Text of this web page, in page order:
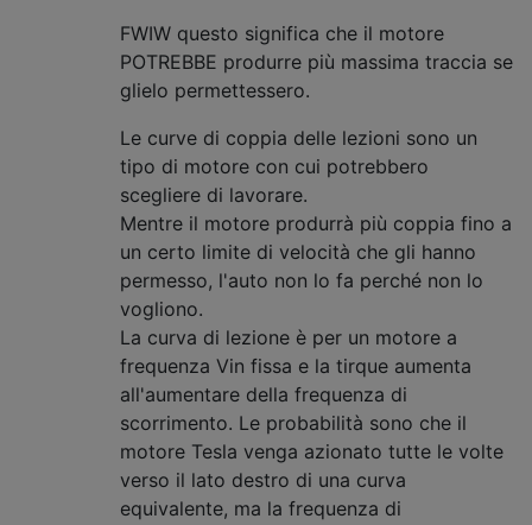
FWIW questo significa che il motore
POTREBBE produrre più massima traccia se
glielo permettessero.
Le curve di coppia delle lezioni sono un
tipo di motore con cui potrebbero
scegliere di lavorare.
Mentre il motore produrrà più coppia fino a
un certo limite di velocità che gli hanno
permesso, l'auto non lo fa perché non lo
vogliono.
La curva di lezione è per un motore a
frequenza Vin fissa e la tirque aumenta
all'aumentare della frequenza di
scorrimento. Le probabilità sono che il
motore Tesla venga azionato tutte le volte
verso il lato destro di una curva
equivalente, ma la frequenza di